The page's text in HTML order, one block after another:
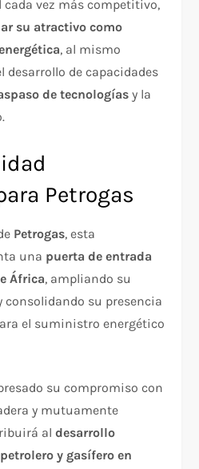
vez más competitivo,
su atractivo como
, al mismo
desarrollo de capacidades
de tecnologías y la
Petrogas
Petrogas, esta
una puerta de entrada
África, ampliando su
consolidando su presencia
el suministro energético
su compromiso con
y mutuamente
aldesarrollo
y gasífero en